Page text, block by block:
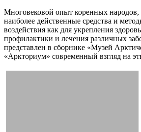
Многовековой опыт коренных
наиболее действенные средства и
воздействия как для укрепления
профилактики и лечения различных
представлен в сборнике «Музей
«Аркториум» современный взгляд на